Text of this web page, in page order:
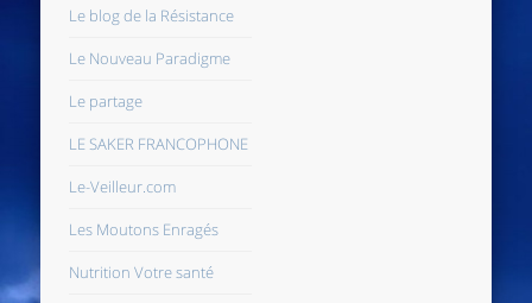
Le blog de la Résistance
Le Nouveau Paradigme
Le partage
LE SAKER FRANCOPHONE
Le-Veilleur.com
Les Moutons Enragés
Nutrition Votre santé